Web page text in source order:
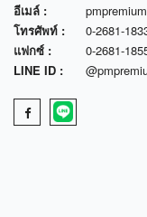
อีเมล์ :
โทรศัพท์ :
0-2681-
แฟกซ์ :
0-2681-
LINE ID :